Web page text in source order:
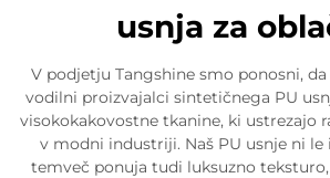
usnja za
V podjetju Tangshine smo ponosni,
vodilni proizvajalci sintetičnega PU
visokokakovostne tkanine, ki ustrezajo
v modni industriji. Naš PU usnje ni le
temveč ponuja tudi luksuzno teksturo,